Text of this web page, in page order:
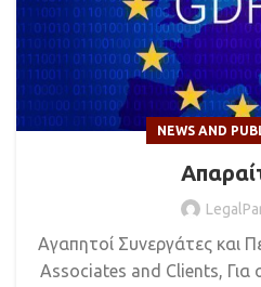
NEWS AND
Αγαπητοί Συνεργάτες και
Associates and Clients,